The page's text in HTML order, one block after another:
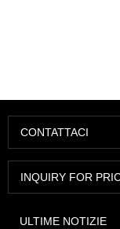
CONTATTACI
INQUIRY FOR
ULTIME NOTIZIE